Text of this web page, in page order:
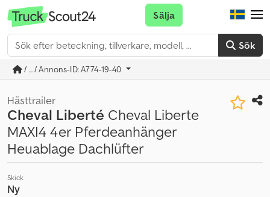
Sök
Sälja
/ ... / Annons-ID: A774-19-40
Hästtrailer
Cheval Liberté Cheval Liberte
MAXI4 4er Pferdeanhänger
Heuablage Dachlüfter
Skick
Ny